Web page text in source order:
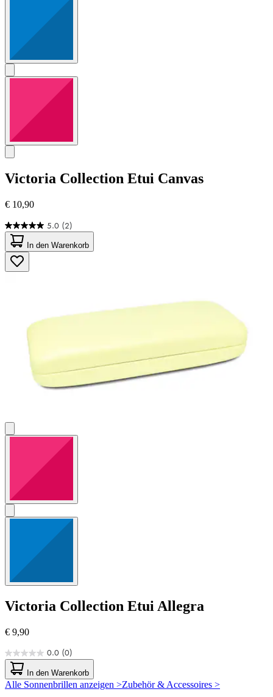
Victoria Collection Etui Canvas
€ 10,90
5.0 (2)
5.0
von
5
Sternen.
2
In den Warenkorb
Victoria Collection Etui Allegra
€ 9,90
0.0 (0)
0.0
von
5
Sternen.
In den Warenkorb
Alle Sonnenbrillen anzeigen >Zubehör & Accessoires >